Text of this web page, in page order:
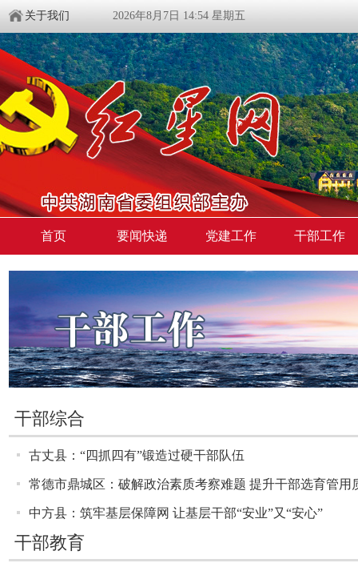
关于我们 2026年8月7日 14:54 星期五
首页 要闻快递 党建工作 干部工作
干部综合
古丈县：“四抓四有”锻造过硬干部队伍
常德市鼎城区：破解政治素质考察难题 提升干部选育管用
中方县：筑牢基层保障网 让基层干部“安业”又“安心”
干部教育